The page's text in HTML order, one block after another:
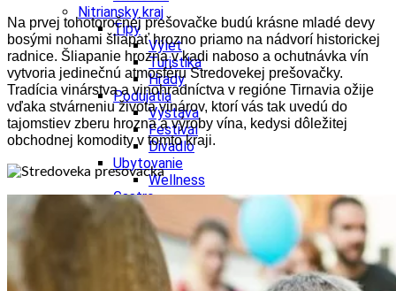
Nitriansky kraj
Tipy
Výlet
Turistika
Hrady
Podujatia
Výstava
Festival
Divadlo
Ubytovanie
Wellness
Gastro
Víno
Kultúra a tradície
Šport a agroturistika
Školstvo
Ekonomika obchod a doprava
Na prvej tohotoročnej prešovačke budú krásne mladé devy
bosými nohami šliapať hrozno priamo na nádvorí historickej
radnice. Šliapanie hrozna v kadi naboso a ochutnávka vín
vytvoria jedinečnú atmosféru Stredovekej prešovačky.
Tradícia vinárstva a vinohradníctva v regióne Tirnavia ožije
vďaka stvárneniu života vinárov, ktorí vás tak uvedú do
tajomstiev zberu hrozna a výroby vína, kedysi dôležitej
obchodnej komodity v tomto kraji.